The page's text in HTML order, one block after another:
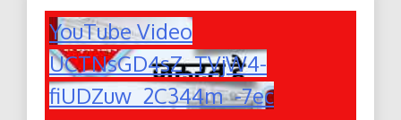
YouTube Video
UCTNsGD4sZ_TVjW4-
fiUDZuw_2C344m_-7ec